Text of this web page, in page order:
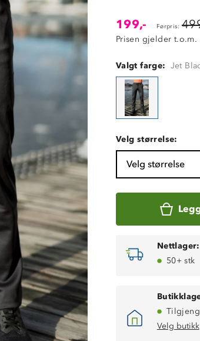
199,- Førpris:
Prisen gjelder
Valgt farge: Jet
Velg størrelse:
Velg størrelse
Nettlager:
50+ stk
Velg butikk